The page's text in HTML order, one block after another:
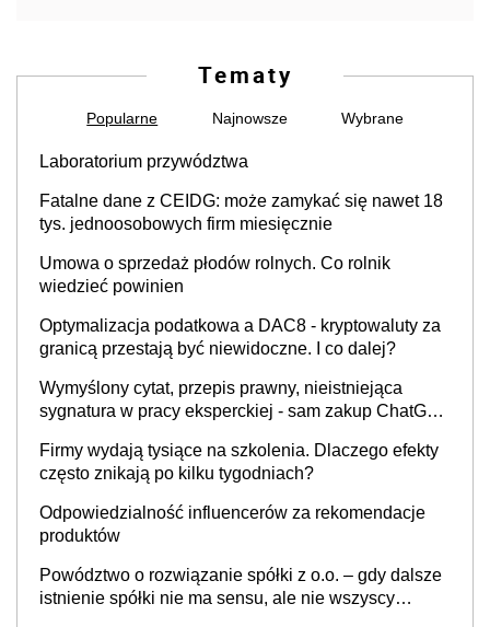
Tematy
Popularne Najnowsze Wybrane
Laboratorium przywództwa
Fatalne dane z CEIDG: może zamykać się nawet 18
tys. jednoosobowych firm miesięcznie
Umowa o sprzedaż płodów rolnych. Co rolnik
wiedzieć powinien
Optymalizacja podatkowa a DAC8 - kryptowaluty za
granicą przestają być niewidoczne. I co dalej?
Wymyślony cytat, przepis prawny, nieistniejąca
sygnatura w pracy eksperckiej - sam zakup ChatGPT
Firmy wydają tysiące na szkolenia. Dlaczego efekty
często znikają po kilku tygodniach?
Odpowiedzialność influencerów za rekomendacje
produktów
Powództwo o rozwiązanie spółki z o.o. – gdy dalsze
istnienie spółki nie ma sensu, ale nie wszyscy